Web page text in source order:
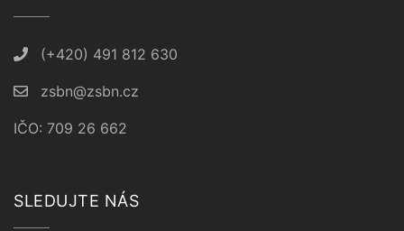
(+420) 491 812 630
zsbn@zsbn.cz
IČO: 709 26 662
SLEDUJTE NÁS